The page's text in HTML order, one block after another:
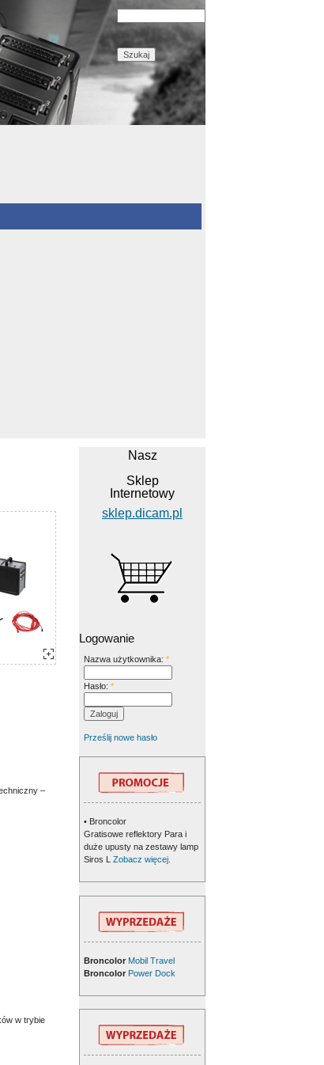
–
w trybie
Nasz
Sklep
Internetowy
sklep.dicam.pl
Logowanie
Nazwa użytkownika: *
Hasło: *
Prześlij nowe hasło
• Broncolor
Gratisowe reflektory Para i
duże upusty na zestawy lamp
Siros L Zobacz więcej.
Broncolor Mobil Travel
Broncolor Power Dock